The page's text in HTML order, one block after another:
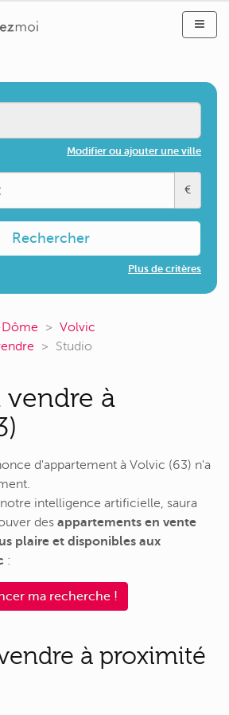
Modifier ou ajouter une ville
€
Rechercher
Plus de critères
Volvic
Studio
vendre à
d'appartement à Volvic (63) n'a
intelligence artificielle, saura
des appartements en vente
plaire et disponibles aux
:
ma recherche !
à proximité